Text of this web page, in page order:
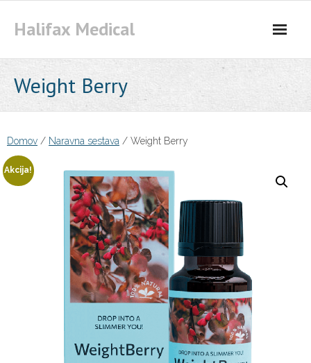
Halifax Medical
Weight Berry
Domov / Naravna sestava / Weight Berry
Akcija!